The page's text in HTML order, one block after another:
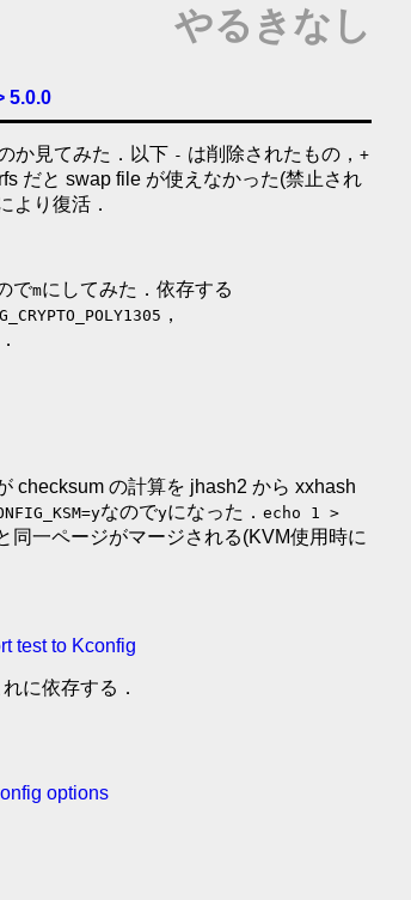
やるきなし
5.0.0
か見てみた．以下 - は削除されたもの， +
だと swap file が使えなかった(禁止され
より復活．
でmにしてみた．依存する
，
checksum の計算を jhash2 から xxhash
なのでyになった． echo 1 >
同一ページがマージされる(KVM使用時に
test to Kconfig
に依存する．
options